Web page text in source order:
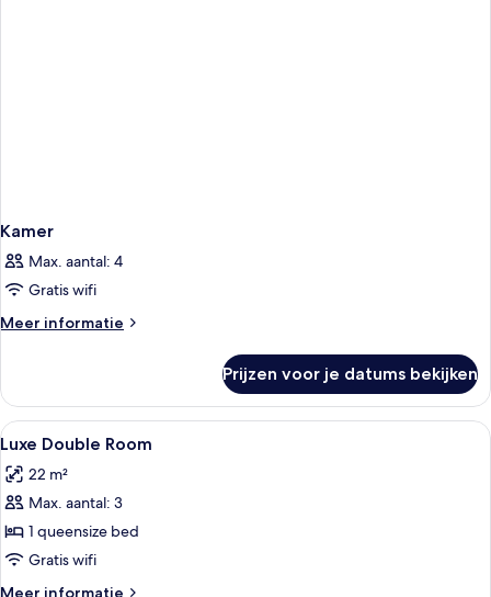
Kamer
Max. aantal: 4
Gratis wifi
Meer informatie
Meer
Prijzen voor je datums bekijken
Alle
foto's
voor
Luxe
Double
Room
laden
Lakens van Egyptisch katoen, luxe
1
Luxe Double Room
22 m²
Max. aantal: 3
1 queensize bed
Gratis wifi
Meer informatie
Meer